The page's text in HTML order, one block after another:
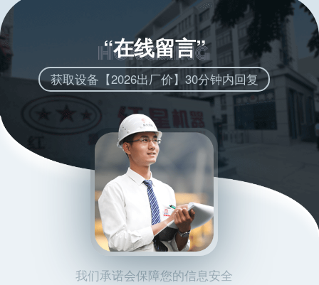
“在线留言”
获取设备【2026出厂价】30分钟内回复
我们承诺会保障您的信息安全